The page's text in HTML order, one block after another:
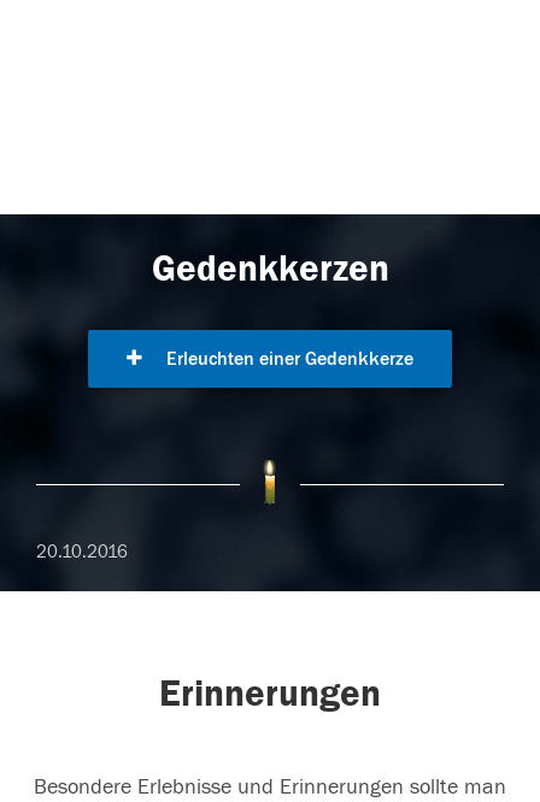
Gedenkkerzen
Erleuchten einer Gedenkkerze
20.10.2016
Erinnerungen
Besondere Erlebnisse und Erinnerungen sollte man